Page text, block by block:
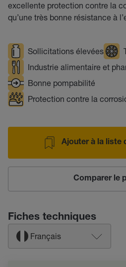
excellente protection contre la
qu’une très bonne résistance à
Sollicitations élevées
Industrie alimentaire et
Bonne pompabilité
Protection contre la
Ajouter à la liste
Comparer le
Fiches techniques
Français